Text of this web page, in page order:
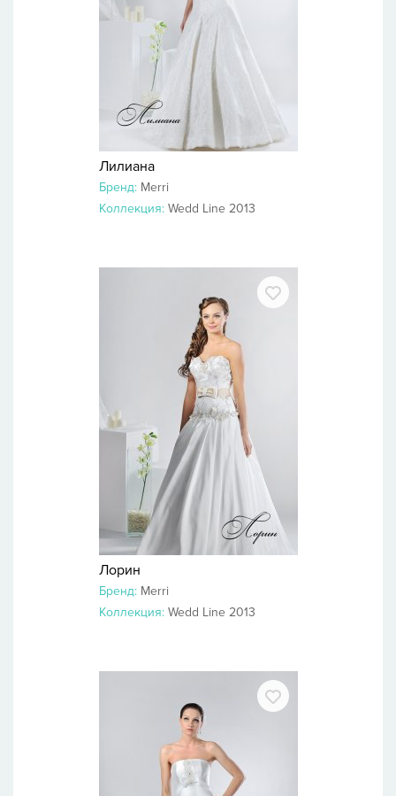
Лилиана
Бренд: Merri
Коллекция: Wedd Line 2013
Лорин
Бренд: Merri
Коллекция: Wedd Line 2013